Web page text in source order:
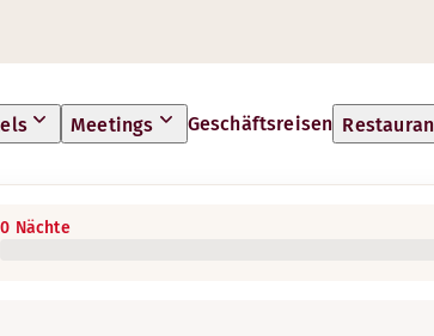
Meetings Geschäftsreisen
0 Nächte